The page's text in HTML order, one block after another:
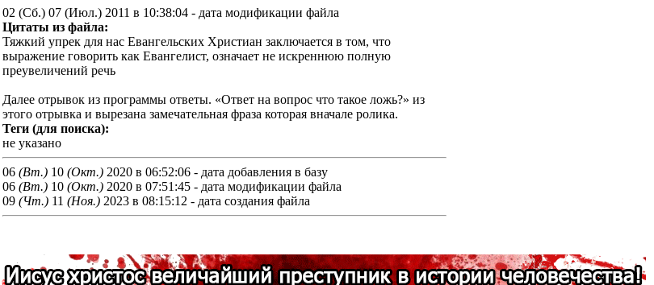
02 (Cб.) 07 (Июл.) 2011 в 10:38:04 - дата модификации файла
Цитаты из файла:
Тяжкий упрек для нас Евангельских Христиан заключается в том, что
выражение говорить как Евангелист, означает не искреннюю полную
преувеличений речь
Далее отрывок из программы ответы. «Ответ на вопрос что такое ложь?» из
этого отрывка и вырезана замечательная фраза которая вначале ролика.
Теги (для поиска):
не указано
06 (Вт.) 10 (Окт.) 2020 в 06:52:06 - дата добавления в базу
06 (Вт.) 10 (Окт.) 2020 в 07:51:45 - дата модификации файла
09 (Чт.) 11 (Ноя.) 2023 в 08:15:12 - дата создания файла